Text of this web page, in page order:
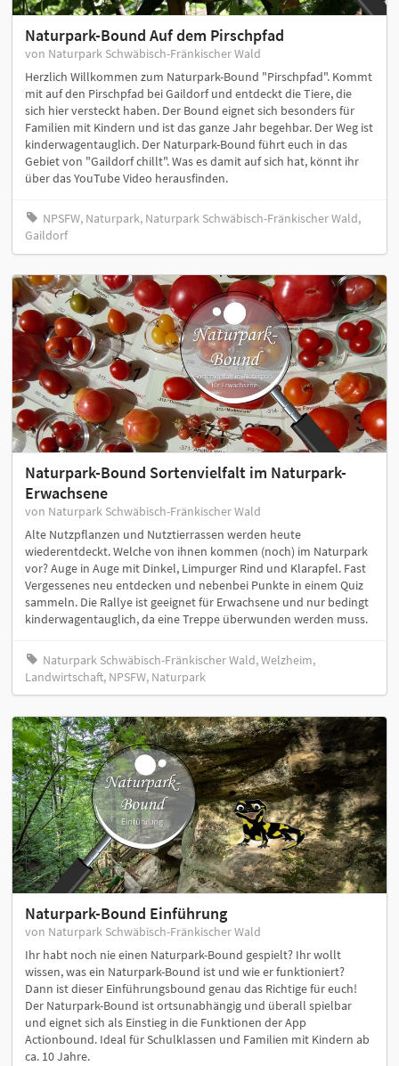
Naturpark-Bound Auf dem Pirschpfad
von Naturpark Schwäbisch-Fränkischer Wald
Herzlich Willkommen zum Naturpark-Bound "Pirschpfad". Kommt
mit auf den Pirschpfad bei Gaildorf und entdeckt die Tiere, die
sich hier versteckt haben. Der Bound eignet sich besonders für
Familien mit Kindern und ist das ganze Jahr begehbar. Der Weg ist
kinderwagentauglich. Der Naturpark-Bound führt euch in das
Gebiet von "Gaildorf chillt". Was es damit auf sich hat, könnt ihr
über das YouTube Video herausfinden.
NPSFW, Naturpark, Naturpark Schwäbisch-Fränkischer Wald,
Gaildorf
Naturpark-Bound Sortenvielfalt im Naturpark-
Erwachsene
von Naturpark Schwäbisch-Fränkischer Wald
Alte Nutzpflanzen und Nutztierrassen werden heute
wiederentdeckt. Welche von ihnen kommen (noch) im Naturpark
vor? Auge in Auge mit Dinkel, Limpurger Rind und Klarapfel. Fast
Vergessenes neu entdecken und nebenbei Punkte in einem Quiz
sammeln. Die Rallye ist geeignet für Erwachsene und nur bedingt
kinderwagentauglich, da eine Treppe überwunden werden muss.
Naturpark Schwäbisch-Fränkischer Wald, Welzheim,
Landwirtschaft, NPSFW, Naturpark
Naturpark-Bound Einführung
von Naturpark Schwäbisch-Fränkischer Wald
Ihr habt noch nie einen Naturpark-Bound gespielt? Ihr wollt
wissen, was ein Naturpark-Bound ist und wie er funktioniert?
Dann ist dieser Einführungsbound genau das Richtige für euch!
Der Naturpark-Bound ist ortsunabhängig und überall spielbar
und eignet sich als Einstieg in die Funktionen der App
Actionbound. Ideal für Schulklassen und Familien mit Kindern ab
ca. 10 Jahre.